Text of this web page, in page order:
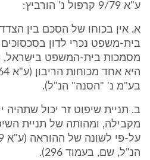
ע"א 9/79 קרפול נ' הורביץ:
א. אין בכוחו של הסכם בין
בית-משפט נכרי לדון בסכסוכים
מסמכות בית-המשפט בישראל,
בע"מ נ' "הסנה" הנ"ל).
ב. תניית שיפוט זר יכול שתהיה
מקבילה, ומהותה של תניית
הנ"ל, שם, בעמוד 296).